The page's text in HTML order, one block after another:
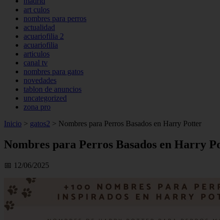
art culos
nombres para perros
actualidad
acuariofilia 2
acuariofilia
articulos
canal tv
nombres para gatos
novedades
tablon de anuncios
uncategorized
zona pro
Inicio > gatos2 > Nombres para Perros Basados en Harry Potter
Nombres para Perros Basados en Harry
📅 12/06/2025